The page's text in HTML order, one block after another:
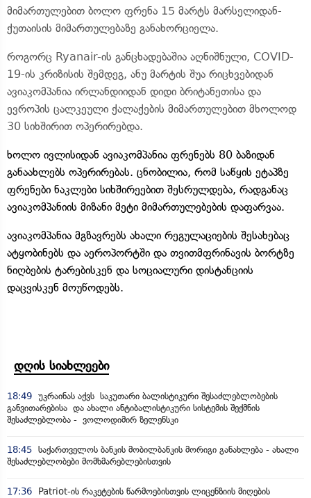
მიმართულებით ბოლო ფრენა 15 მარტს მარსელიდან-
ქუთაისის მიმართულებაზე განახორციელა.
როგორც Ryanair-ის განცხადებაშია აღნიშნული, COVID-
19-ის კრიზისის შემდეგ, ანუ მარტის შუა რიცხვებიდან
ავიაკომპანია ირლანდიიდან დიდი ბრიტანეთისა და
ევროპის ცალკეული ქალაქების მიმართულებით მხოლოდ
30 სიხშირით ოპერირებდა.
ხოლო ივლისიდან ავიაკომპანია ფრენებს 80 ბაზიდან
განაახლებს ოპერირებას. ცნობილია, რომ საწყის ეტაპზე
ფრენები ნაკლები სიხშირეებით შესრულდება, რადგანაც
ავიაკომპანიის მიზანი მეტი მიმართულებების დაფარვაა.
ავიაკომპანია მგზავრებს ახალი რეგულაციების შესახებაც
ატყობინებს და აეროპორტში და თვითმფრინავის ბორტზე
ნიღბების ტარებისკენ და სოციალური დისტანციის
დაცვისკენ მოუწოდებს.
დღის სიახლეები
18:49 უკრაინას აქვს საკუთარი ბალისტიკური შესაძლებლობების
განვითარებისა და ახალი ანტიბალისტიკური სისტემის შექმნის
შესაძლებლობა - ვოლოდიმირ ზელენსკი
18:45 საქართველოს ბანკის მობილბანკის მორიგი განახლება - ახალი
შესაძლებლობები მომხმარებლებისთვის
17:36
Patriot-ის რაკეტების წარმოებისთვის ლიცენზიის მიღების